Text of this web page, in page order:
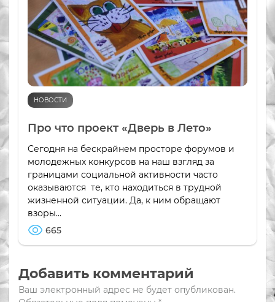
НОВОСТИ
Про что проект «Дверь в Лето»
Сегодня на бескрайнем просторе форумов и
молодежных конкурсов на наш взгляд за
границами социальной активности часто
оказываются те, кто находиться в трудной
жизненной ситуации. Да, к ним обращают
взоры...
665
Добавить комментарий
Ваш электронный адрес не будет опубликован.